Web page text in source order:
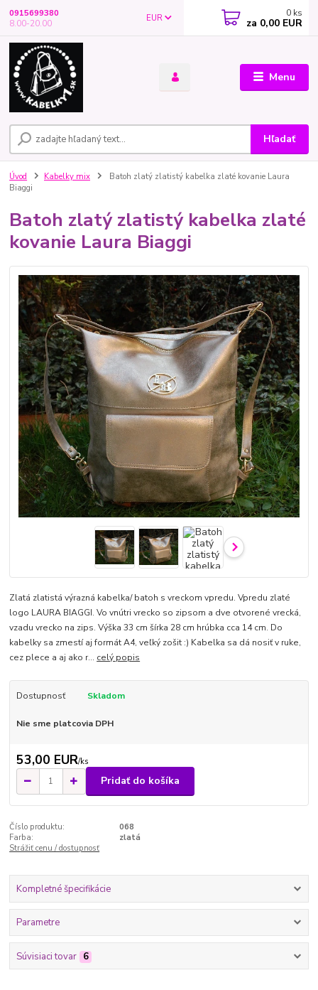
Menu
EUR
Hľadať
0915699380
8.00-20.00
0 ks
za 0,00 EUR
Úvod Kabelky mix
Batoh zlatý zlatistý kabelka zlaté kovanie Laura
Biaggi
Batoh zlatý zlatistý kabelka zlaté
kovanie Laura Biaggi
Zlatá zlatistá výrazná kabelka/ batoh s vreckom vpredu. Vpredu zlaté
logo LAURA BIAGGI. Vo vnútri vrecko so zipsom a dve otvorené vrecká,
vzadu vrecko na zips. Výška 33 cm šírka 28 cm hrúbka cca 14 cm. Do
kabelky sa zmestí aj formát A4, veľký zošit :) Kabelka sa dá nosiť v ruke,
cez plece a aj ako r... celý popis
Dostupnosť Skladom
Nie sme platcovia DPH
53,00 EUR/ks
Pridať do košíka
Číslo produktu:
068
Farba:
zlatá
Strážiť cenu / dostupnosť
Kompletné špecifikácie
Parametre
Súvisiaci tovar 6